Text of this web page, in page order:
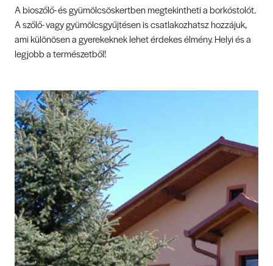
A bioszőlő- és gyümölcsöskertben megtekintheti a borkóstolót.
A szőlő- vagy gyümölcsgyűjtésen is csatlakozhatsz hozzájuk,
ami különösen a gyerekeknek lehet érdekes élmény. Helyi és a
legjobb a természetből!